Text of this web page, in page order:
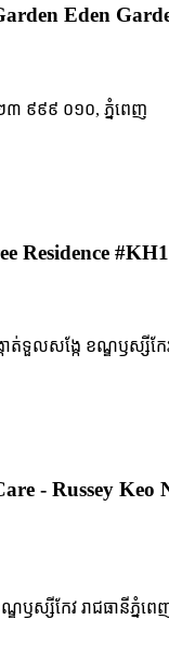
Eden
៣ ៩៩៩ ០១០, ភ្នំពេញ
Residence
ាត់ទួលសង្កែ ខណ្ឌឫស្សីកែ
- Russey Keo
ណ្ឌឫស្សីកែវ រាជធានីភ្នំ